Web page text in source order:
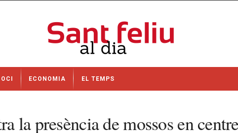
OCI ECONOMIA EL TEMPS
la presència de mossos en